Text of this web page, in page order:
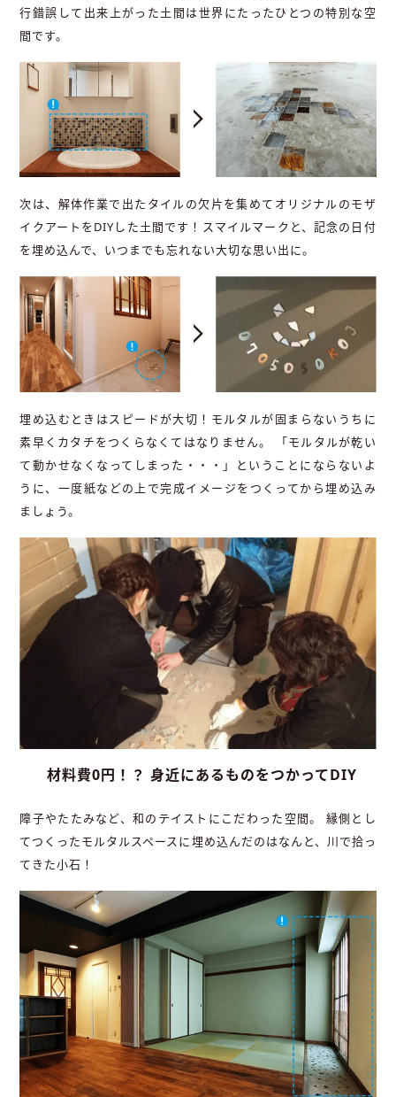
行錯誤して出来上がった土間は世界にたったひとつの特別な空
間です。
次は、解体作業で出たタイルの欠片を集めてオリジナルのモザ
イクアートをDIYした土間です！スマイルマークと、記念の日付
を埋め込んで、いつまでも忘れない大切な思い出に。
埋め込むときはスピードが大切！モルタルが固まらないうちに
素早くカタチをつくらなくてはなりません。 「モルタルが乾い
て動かせなくなってしまった・・・」ということにならないよ
うに、一度紙などの上で完成イメージをつくってから埋め込み
ましょう。
材料費0円！？ 身近にあるものをつかってDIY
障子やたたみなど、和のテイストにこだわった空間。 縁側とし
てつくったモルタルスペースに埋め込んだのはなんと、川で拾っ
てきた小石！